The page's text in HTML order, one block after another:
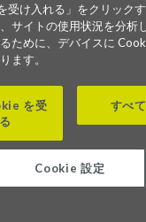
(MA) Corporation.
受け入れる」をクリック
サイトの使用状況を分析
ために、デバイスに
ます。
を受
すべ
Cookie 設定